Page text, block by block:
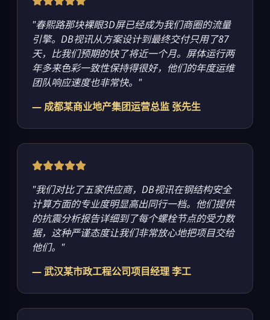
"春熙路那块裸眼3D屏已经成为我们商圈的流量
引擎。DB视讯从方案设计到最终交付只用了87
天，比我们预期的快了将近一个月。屏体运行两
年多来色彩一致性保持得很好，他们的年度运维
团队响应速度也非常快。"
— 成都某商业地产集团运营总监 张先生
"我们对比了五家供应商，DB视讯在钢结构安全
计算方面的专业度明显高出同行一档。他们提供
的抗震分析报告详细到了每个螺栓节点的受力数
据，这种严谨态度让我们非常放心地把项目交给
他们。"
— 武汉某市政工程公司项目经理 李工